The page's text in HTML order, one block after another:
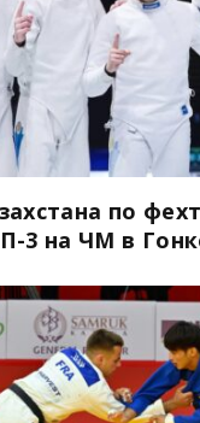
по
3 на ЧМ в